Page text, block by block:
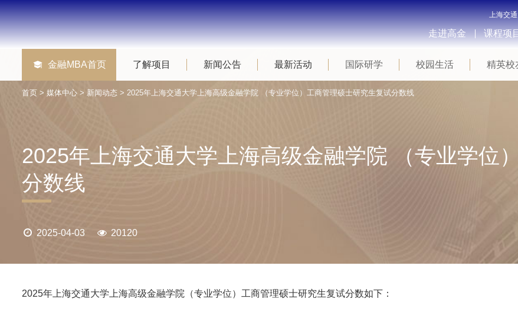
上海交
走进高金 课程项
金融MBA首页 了解项目 新闻公告 最新活动 国际研学 校园生活 精英校
首页 > 媒体中心 > 新闻动态 > 2025年上海交通大学上海高级金融学院 （专业学位）工商管理硕士研究生复试分数线
2025年上海交通大学上海高级金融学院 （专业学位
分数线
2025-04-03 20120
2025年上海交通大学上海高级金融学院（专业学位）工商管理硕士研究生复试分数如下：